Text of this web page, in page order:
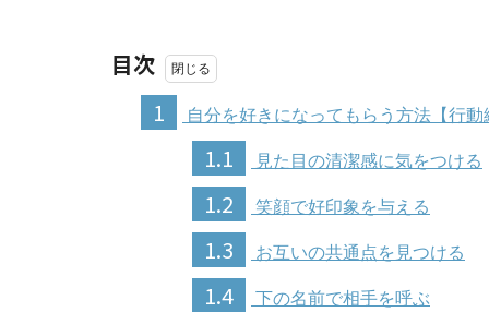
目次
1
自分を好きになってもらう方法【行動
1.1 見た目の清潔感に気をつける
1.2 笑顔で好印象を与える
1.3 お互いの共通点を見つける
1.4 下の名前で相手を呼ぶ